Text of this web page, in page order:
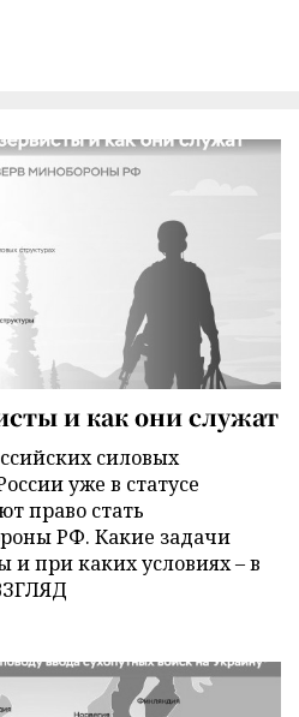
и как они служат
силовых
уже в статусе
право стать
РФ. Какие задачи
и при каких условиях – в